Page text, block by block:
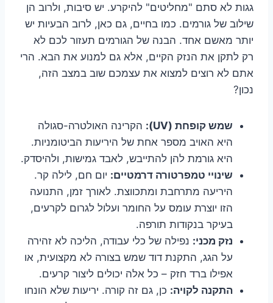
גגות לא סתם "מחליטים" להיקרע. יש סיבות, ולרוב הן
שילוב של גורמים. כמו בחיים, גם כאן, לרוב הבעיות יש
יותר מאשם אחד. הבנה של הגורמים תעזור לכם לא
רק לתקן את הנזק הקיים, אלא גם למנוע את הבא. הרי
אתם לא רוצים למצוא את עצמכם שוב במצב הזה,
נכון?
שמש קופחת (UV):
הקרינה האולטרה-סגולה
היא האויב מספר אחת של היריעות הביטומניות.
היא גורמת להן להתייבש, לאבד גמישות, ולהיסדק.
שינויי טמפרטורה דרמטיים: יום חם, לילה קר.
היריעה מתרחבת ומתכווצת. לאורך זמן, התנועה
הזו יוצרת עומס על החומר ועלול לגרום לקרעים,
בעיקר בנקודות תורפה.
נזק מכני: נפילה של כלי עבודה, הליכה לא זהירה
על הגג, התקנת דוד שמש בצורה לא מקצועית, או
אפילו ברד חזק – כל אלה יכולים ליצור קרעים.
התקנה לקויה: כן, גם זה קורה. יריעות שלא הונחו